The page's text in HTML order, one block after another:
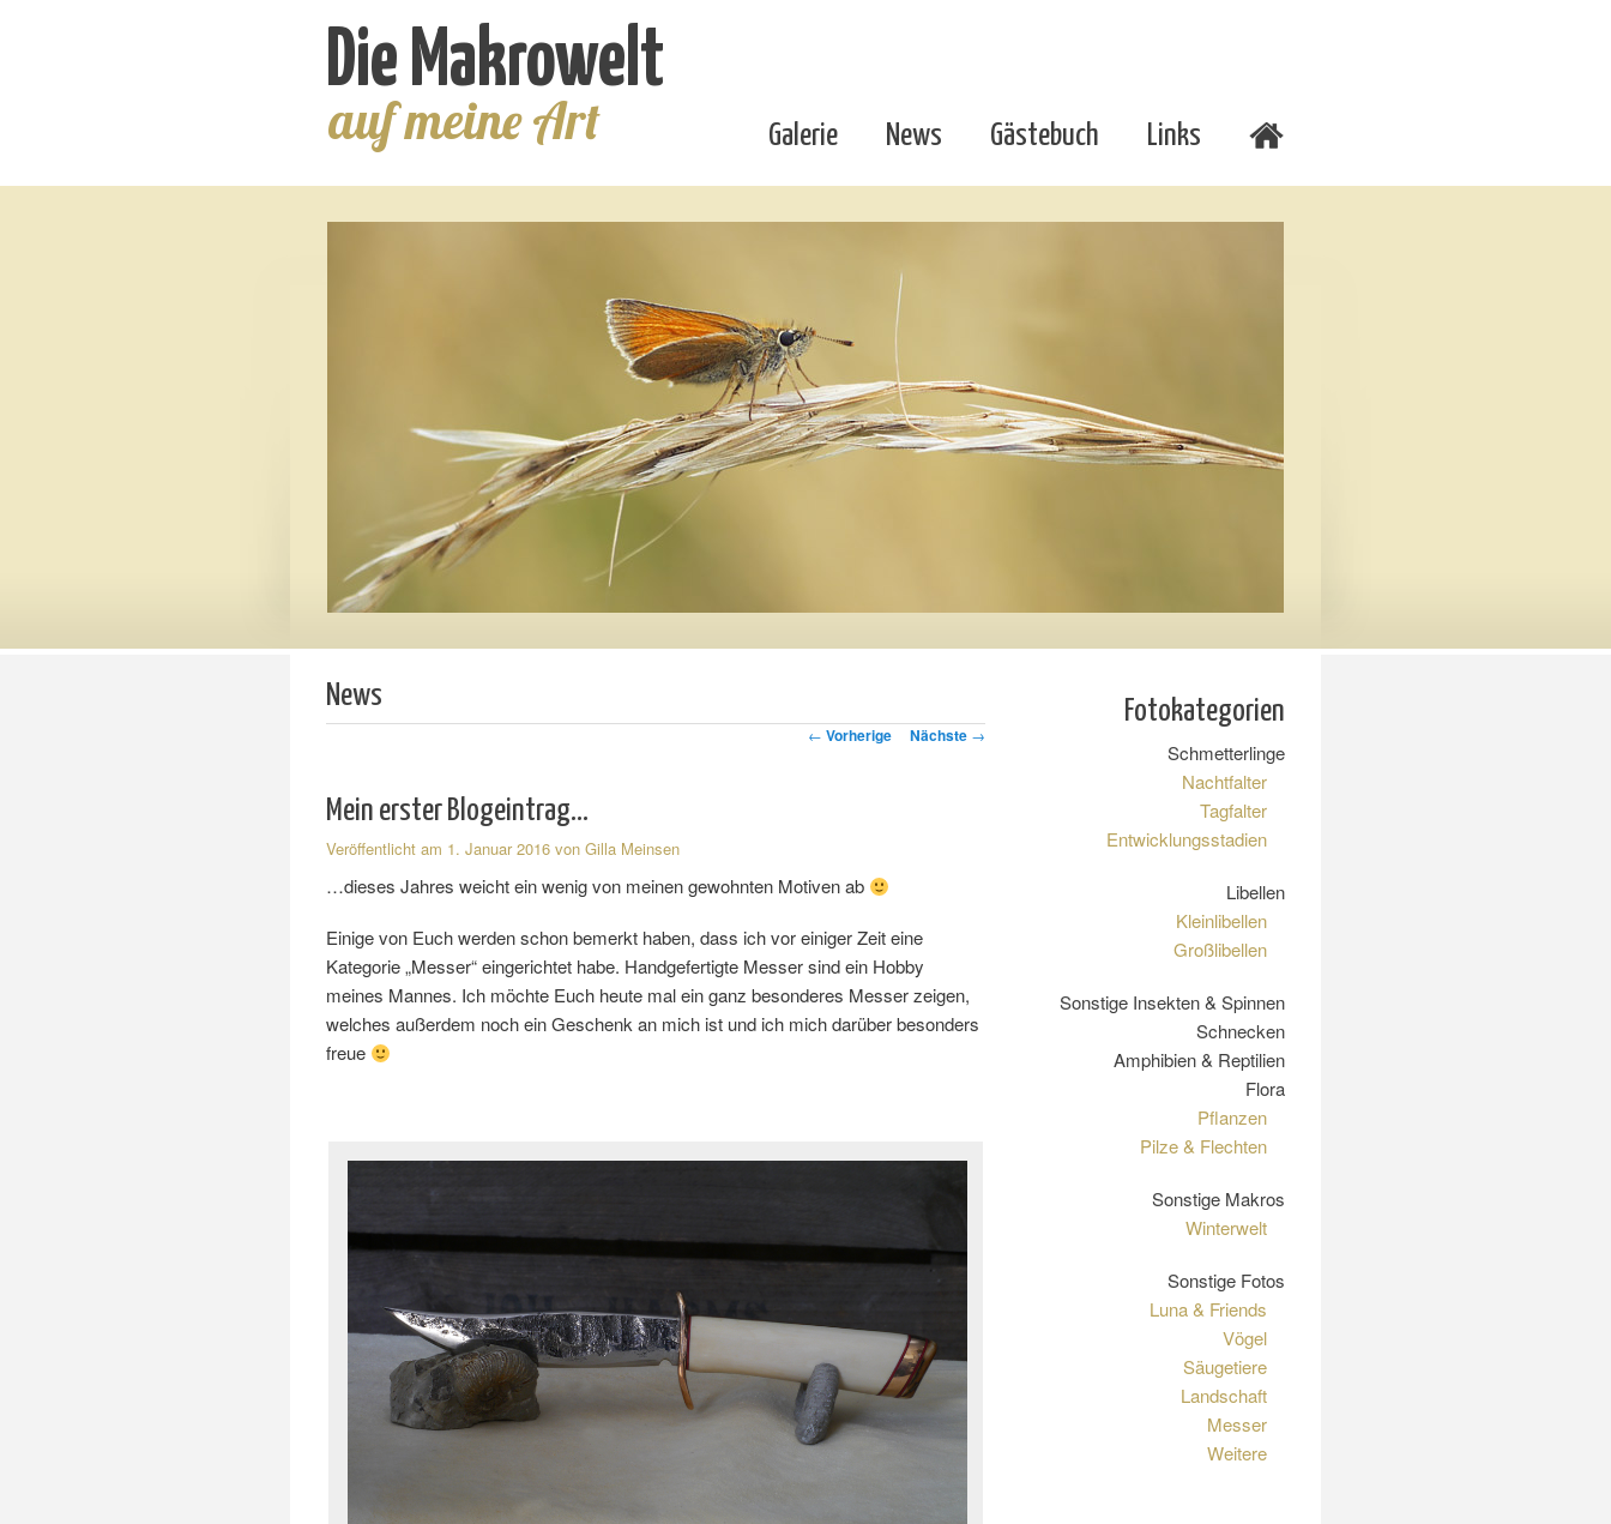
Die Makrowelt
auf meine Art Links
Gästebuch
News
Galerie
News
← Vorherige Nächste →
Mein erster Blogeintrag…
Veröffentlicht am 1. Januar 2016 von Gilla Meinsen
…dieses Jahres weicht ein wenig von meinen gewohnten Motiven ab
Einige von Euch werden schon bemerkt haben, dass ich vor einiger Zeit eine
Kategorie „Messer“ eingerichtet habe. Handgefertigte Messer sind ein Hobby
meines Mannes. Ich möchte Euch heute mal ein ganz besonderes Messer zeigen,
welches außerdem noch ein Geschenk an mich ist und ich mich darüber besonders
freue
Fotokategorien
Schmetterlinge
Nachtfalter
Tagfalter
Entwicklungsstadien
Libellen
Kleinlibellen
Großlibellen
Sonstige Insekten & Spinnen
Schnecken
Amphibien & Reptilien
Flora
Pflanzen
Pilze & Flechten
Sonstige Makros
Winterwelt
Sonstige Fotos
Luna & Friends
Vögel
Säugetiere
Landschaft
Messer
Weitere